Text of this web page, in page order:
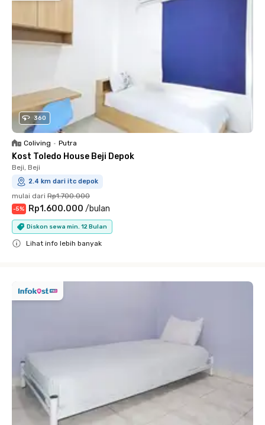
360
Coliving • Putra
Kost Toledo House Beji Depok
Beji, Beji
2.4 km dari itc depok
mulai dari Rp1.700.000
-5% Rp1.600.000 /bulan
Diskon sewa min. 12 Bulan
Lihat info lebih banyak